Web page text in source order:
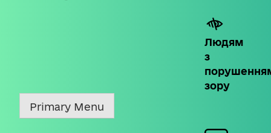
Людям
з
зору
Primary Menu